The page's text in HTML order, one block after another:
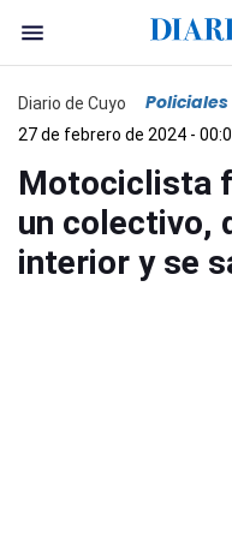
Diario de Cuyo Policiales
27 de febrero de 2024 -
Motociclista
un colectivo,
interior y se